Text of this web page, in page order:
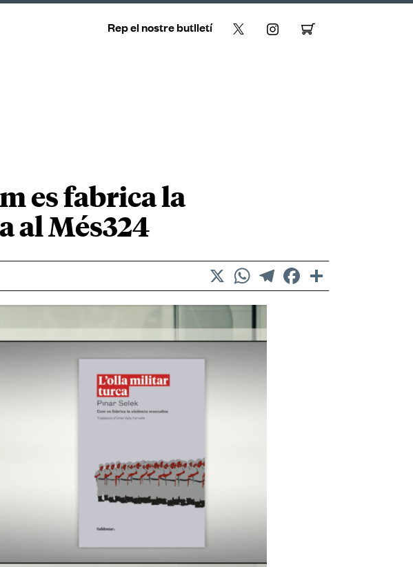
Rep el nostre butlletí
es fabrica la
al Més324
WhatsAppTelegramFacebook